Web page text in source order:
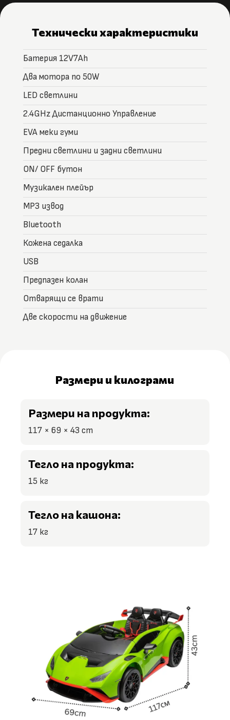
Технически характеристики
Батерия 12V7Ah
Два мотора по 50W
LED светлини
2.4GHz Дистанционно Управление
EVA меки гуми
Предни светлини и задни светлини
ON/ OFF бутон
Музикален плейър
MP3 извод
Bluetooth
Кожена седалка
USB
Предпазен колан
Отварящи се врати
Две скорости на движение
Размери и килограми
Размери на продукта:
117 × 69 × 43 cm
Тегло на продукта:
15 кг
Тегло на кашона:
17 кг